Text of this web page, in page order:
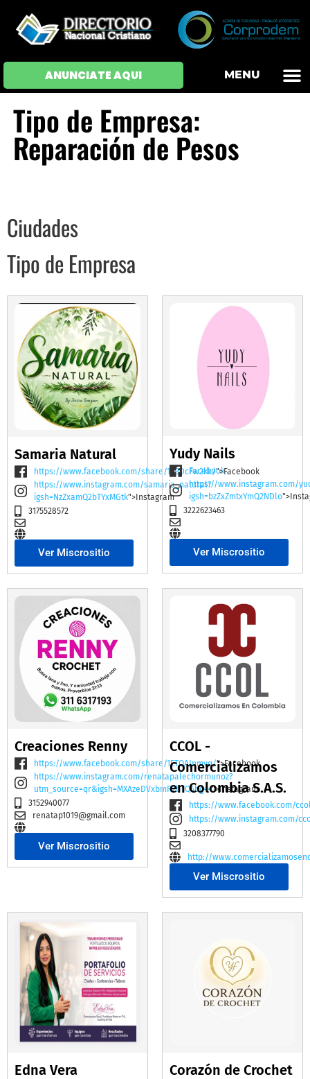
ANUNCIATE AQUI MENU
Tipo de Empresa:
Reparación de Pesos
Ciudades
Tipo de Empresa
Samaria Natural
https://www.facebook.com/share/19BDcFw2kk/">Facebook
https://www.instagram.com/samaria_natural?
igsh=NzZxamQ2bTYxMGtk">Instagram
3175528572
Ver Miscrositio
Yudy Nails
Facebook
https://www.instagram.com/
igsh=bzZxZmtxYmQ2NDlo
3222623463
Ver Miscrositio
Creaciones Renny
https://www.facebook.com/share/1ETQAJnmvq/">Facebook
https://www.instagram.com/renatapalechormunoz?
utm_source=qr&igsh=MXAzeDVxbmR2bTQ4bg==">Instagram
3152940077
renatap1019@gmail.com
Ver Miscrositio
CCOL -
Comercializamos
en Colombia S.A.S.
https://www.facebook.com/
https://www.instagram.com/
3208377790
http://
Ver Miscrositio
Edna Vera Corazón de Crochet